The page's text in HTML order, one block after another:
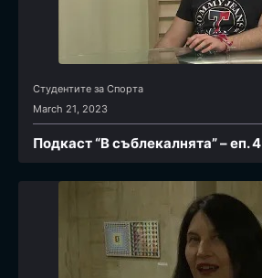
Студентите за Спортa
March 21, 2023
Подкаст “В съблекалнята” – еп. 4